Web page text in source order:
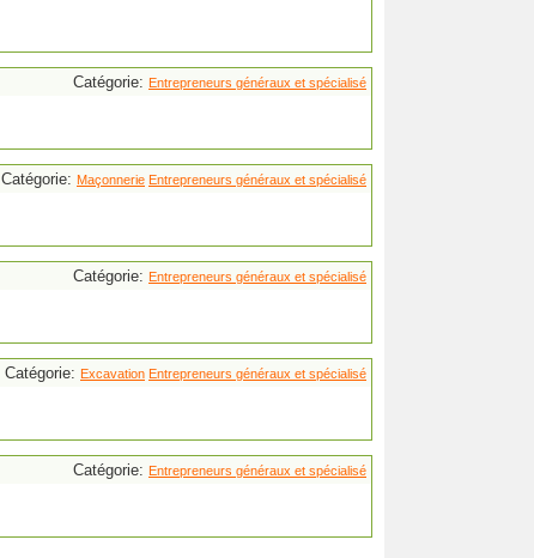
Catégorie: Entrepreneurs généraux et spécialisé
Catégorie: Maçonnerie Entrepreneurs généraux et spécialisé
Catégorie: Entrepreneurs généraux et spécialisé
Catégorie: Excavation Entrepreneurs généraux et spécialisé
Catégorie: Entrepreneurs généraux et spécialisé